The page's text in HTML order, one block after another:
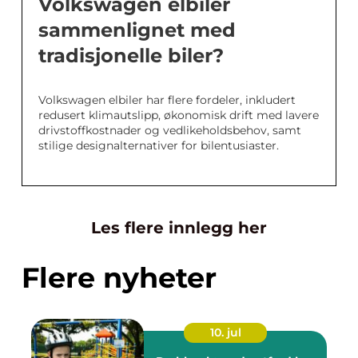
sammenlignet med
tradisjonelle biler?
Volkswagen elbiler har flere fordeler, inkludert
redusert klimautslipp, økonomisk drift med lavere
drivstoffkostnader og vedlikeholdsbehov, samt
stilige designalternativer for bilentusiaster.
Les flere innlegg her
Flere nyheter
10. jul